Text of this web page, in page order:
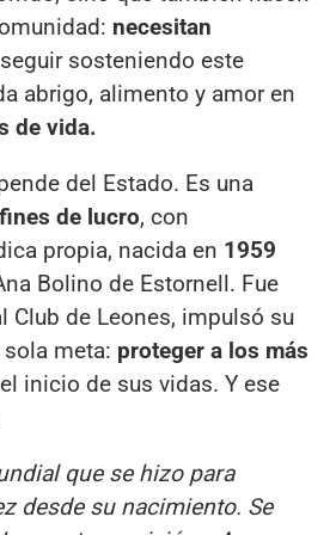
necesitan
sosteniendo este
abrigo, alimento y amor en
de vida.
del Estado. Es una
de lucro, con
propia, nacida en 1959
Bolino de Estornell. Fue
Club de Leones, impulsó su
meta: proteger a los más
inicio de sus vidas. Y ese
que se hizo para
desde su nacimiento. Se